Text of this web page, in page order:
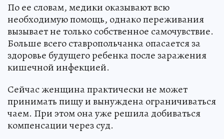
По ее словам, медики оказывают всю
необходимую помощь, однако переживания
вызывает не только собственное самочувствие.
Больше всего ставропольчанка опасается за
здоровье будущего ребенка после заражения
кишечной инфекцией.
Сейчас женщина практически не может
принимать пищу и вынуждена ограничиваться
чаем. При этом она уже решила добиваться
компенсации через суд.